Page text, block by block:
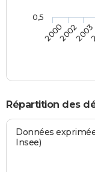
200020022003
0,5
Répartition des
Données
Insee)